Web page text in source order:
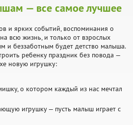
— все самое лучшее
и ярких событий, воспоминания о
всю жизнь, и только от взрослых
и беззаботным будет детство малыша.
ребенку праздник без повода —
новую игрушку:
о котором каждый из нас мечтал
игрушку — пусть малыш играет с